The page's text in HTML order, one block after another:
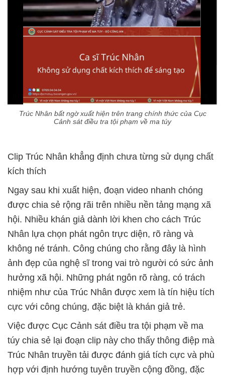
Trúc Nhân bất ngờ xuất hiện trên trang chính thức của Cục
Cảnh sát điều tra tội phạm về ma túy
Clip Trúc Nhân khẳng định chưa từng sử dụng chất
kích thích
Ngay sau khi xuất hiện, đoạn video nhanh chóng
được chia sẻ rộng rãi trên nhiều nền tảng mạng xã
hội. Nhiều khán giả dành lời khen cho cách Trúc
Nhân lựa chọn phát ngôn trực diện, rõ ràng và
không né tránh. Công chúng cho rằng đây là hình
ảnh đẹp của nghệ sĩ trong vai trò người có sức ảnh
hưởng xã hội. Những phát ngôn rõ ràng, có trách
nhiệm như của Trúc Nhân được xem là tín hiệu tích
cực với công chúng, đặc biệt là khán giả trẻ.
Việc được Cục Cảnh sát điều tra tội phạm về ma
túy chia sẻ lại đoạn clip này cho thấy thông điệp mà
Trúc Nhân truyền tải được đánh giá tích cực và phù
hợp với định hướng tuyên truyền cộng đồng, đặc